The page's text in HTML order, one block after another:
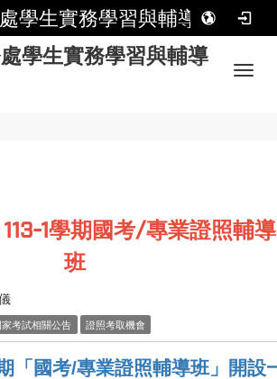
學生實務學習與輔導組
學生實務學習與輔導
113-1學期國考/專業證照輔導
班
家考試相關公告 證照考取機會
「國考/專業證照輔導班」開設